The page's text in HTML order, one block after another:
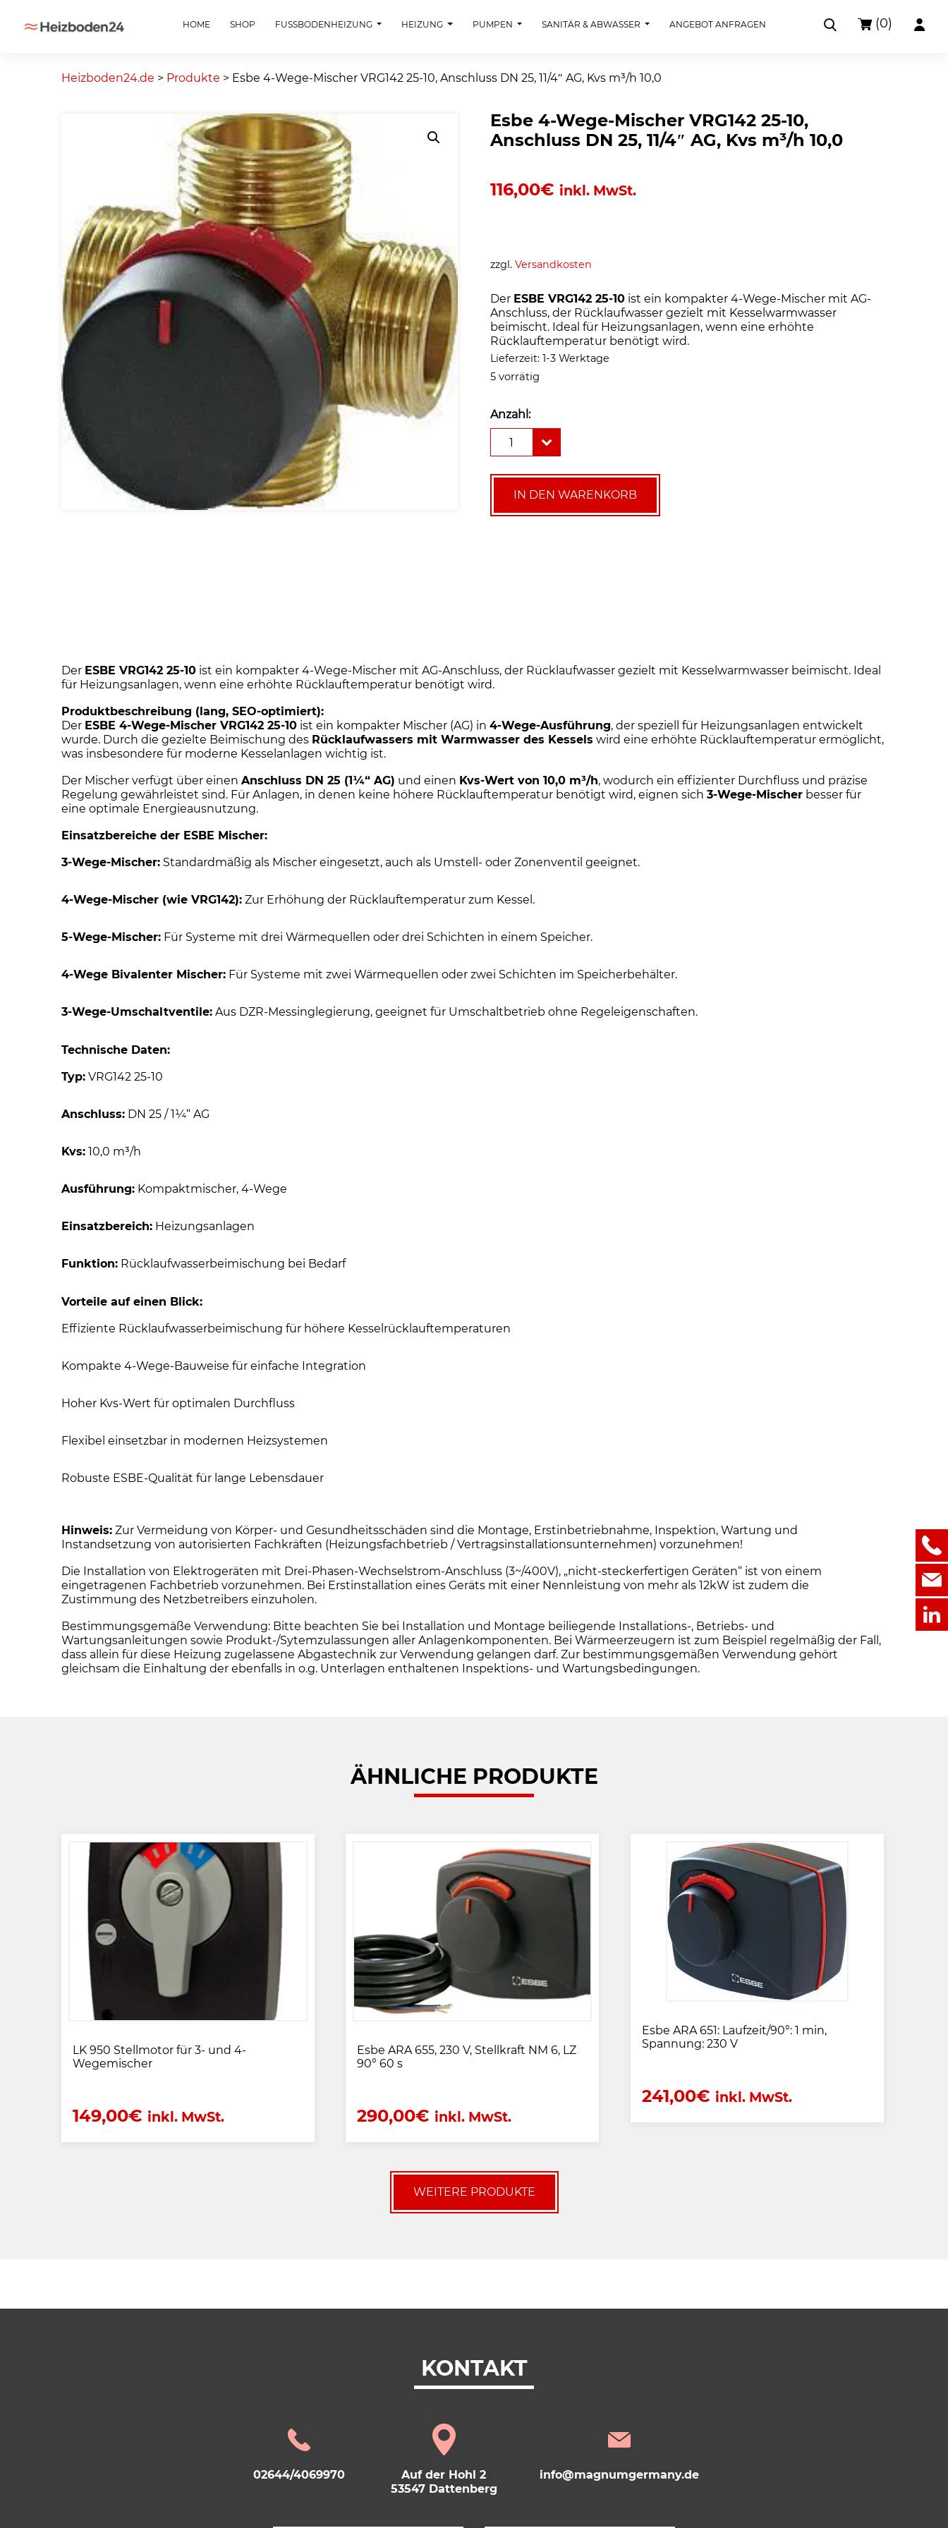
HOME SHOP FUSSBODENHEIZUNG HEIZUNG PUMPEN SANITÄR & ABWASSER ANGEBOT ANFRAGEN (0)
Heizboden24.de > Produkte > Esbe 4-Wege-Mischer VRG142 25-10, Anschluss DN 25, 11/4″ AG, Kvs m³/h 10,0
Esbe 4-Wege-Mischer VRG142 25-10,
Anschluss DN 25, 11/4″ AG, Kvs m³/h 10,0
116,00€ inkl. MwSt.
zzgl.Versandkosten
Der ESBE VRG142 25-10 ist ein kompakter 4-Wege-Mischer mit AG-
Anschluss, der Rücklaufwasser gezielt mit Kesselwarmwasser
beimischt. Ideal für Heizungsanlagen, wenn eine erhöhte
Rücklauftemperatur benötigt wird.
Lieferzeit:1-3 Werktage
5 vorrätig
Anzahl:
Mischer
VRG142
10,
1
IN DEN WARENKORB
Der ESBE VRG142 25-10 ist ein kompakter 4-Wege-Mischer mit AG-Anschluss, der Rücklaufwasser gezielt mit Kesselwarmwasser beimischt. Ideal
für Heizungsanlagen, wenn eine erhöhte Rücklauftemperatur benötigt wird.
Produktbeschreibung (lang, SEO-optimiert):
Der ESBE 4-Wege-Mischer VRG142 25-10 ist ein kompakter Mischer (AG) in 4-Wege-Ausführung, der speziell für Heizungsanlagen entwickelt
wurde. Durch die gezielte Beimischung des Rücklaufwassers mit Warmwasser des Kessels wird eine erhöhte Rücklauftemperatur ermöglicht,
was insbesondere für moderne Kesselanlagen wichtig ist.
Der Mischer verfügt über einen Anschluss DN 25 (1¼“ AG) und einen Kvs-Wert von 10,0 m³/h, wodurch ein effizienter Durchfluss und präzise
Regelung gewährleistet sind. Für Anlagen, in denen keine höhere Rücklauftemperatur benötigt wird, eignen sich 3-Wege-Mischer besser für
eine optimale Energieausnutzung.
Einsatzbereiche der ESBE Mischer:
3-Wege-Mischer: Standardmäßig als Mischer eingesetzt, auch als Umstell- oder Zonenventil geeignet.
4-Wege-Mischer (wie VRG142): Zur Erhöhung der Rücklauftemperatur zum Kessel.
5-Wege-Mischer: Für Systeme mit drei Wärmequellen oder drei Schichten in einem Speicher.
4-Wege Bivalenter Mischer: Für Systeme mit zwei Wärmequellen oder zwei Schichten im Speicherbehälter.
3-Wege-Umschaltventile: Aus DZR-Messinglegierung, geeignet für Umschaltbetrieb ohne Regeleigenschaften.
Technische Daten:
Typ: VRG142 25-10
Anschluss: DN 25 / 1¼“ AG
Kvs: 10,0 m³/h
Ausführung: Kompaktmischer, 4-Wege
Einsatzbereich: Heizungsanlagen
Funktion: Rücklaufwasserbeimischung bei Bedarf
Vorteile auf einen Blick:
Effiziente Rücklaufwasserbeimischung für höhere Kesselrücklauftemperaturen
Kompakte 4-Wege-Bauweise für einfache Integration
Hoher Kvs-Wert für optimalen Durchfluss
Flexibel einsetzbar in modernen Heizsystemen
Robuste ESBE-Qualität für lange Lebensdauer
Hinweis: Zur Vermeidung von Körper- und Gesundheitsschäden sind die Montage, Erstinbetriebnahme, Inspektion, Wartung und
Instandsetzung von autorisierten Fachkräften (Heizungsfachbetrieb / Vertragsinstallationsunternehmen) vorzunehmen!
Die Installation von Elektrogeräten mit Drei-Phasen-Wechselstrom-Anschluss (3~/400V), „nicht-steckerfertigen Geräten“ ist von einem
eingetragenen Fachbetrieb vorzunehmen. Bei Erstinstallation eines Geräts mit einer Nennleistung von mehr als 12kW ist zudem die
Zustimmung des Netzbetreibers einzuholen.
Bestimmungsgemäße Verwendung: Bitte beachten Sie bei Installation und Montage beiliegende Installations-, Betriebs- und
Wartungsanleitungen sowie Produkt-/Sytemzulassungen aller Anlagenkomponenten. Bei Wärmeerzeugern ist zum Beispiel regelmäßig der Fall,
dass allein für diese Heizung zugelassene Abgastechnik zur Verwendung gelangen darf. Zur bestimmungsgemäßen Verwendung gehört
gleichsam die Einhaltung der ebenfalls in o.g. Unterlagen enthaltenen Inspektions- und Wartungsbedingungen.
ÄHNLICHE PRODUKTE
LK 950 Stellmotor für 3- und 4-
Wegemischer
149,00€ inkl. MwSt.
Esbe ARA 655, 230 V, Stellkraft NM 6, LZ
90° 60 s
290,00€ inkl. MwSt.
Esbe ARA 651: Laufzeit/90°: 1 min,
Spannung: 230 V
241,00€ inkl. MwSt.
WEITERE PRODUKTE
KONTAKT
02644/4069970
Auf der Hohl 2
53547 Dattenberg
info@magnumgermany.de